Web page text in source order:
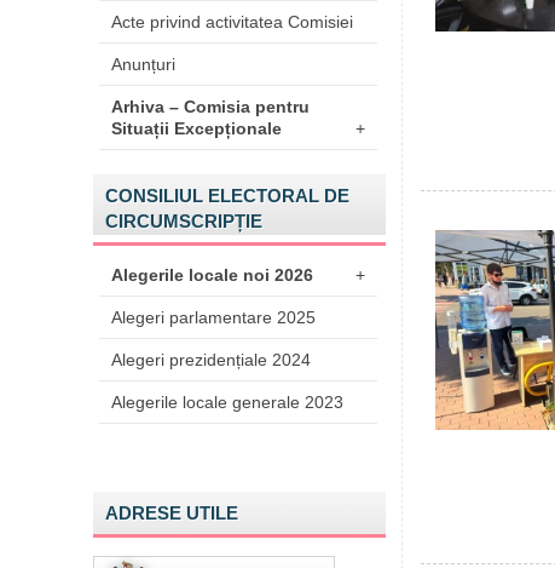
Acte privind activitatea Comisiei
Anunțuri
Arhiva – Comisia pentru
Situații Excepționale
+
CONSILIUL ELECTORAL DE
CIRCUMSCRIPȚIE
Alegerile locale noi 2026 +
Alegeri parlamentare 2025
Alegeri prezidențiale 2024
Alegerile locale generale 2023
ADRESE UTILE